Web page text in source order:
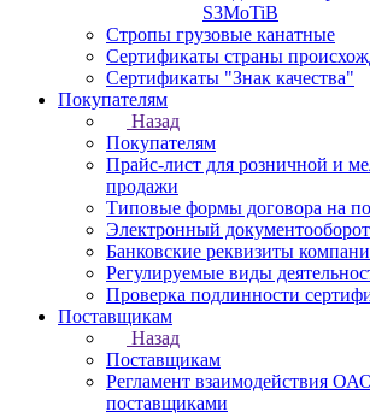
S3MoTiB
Стропы грузовые канатные
Сертификаты страны
Сертификаты "Знак качества"
Покупателям
Назад
Покупателям
Прайс-лист для розничной и
продажи
Типовые формы договора на
Электронный
Банковские реквизиты
Регулируемые виды
Проверка подлинности
Поставщикам
Назад
Поставщикам
Регламент взаимодействия
поставщиками